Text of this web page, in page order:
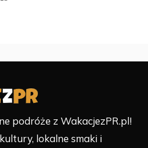
podróże z WakacjezPR.pl!
lokalne smaki i